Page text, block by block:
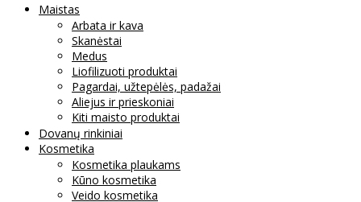
Maistas
Arbata ir kava
Skanėstai
Medus
Liofilizuoti produktai
Pagardai, užtepėlės, padažai
Aliejus ir prieskoniai
Kiti maisto produktai
Dovanų rinkiniai
Kosmetika
Kosmetika plaukams
Kūno kosmetika
Veido kosmetika